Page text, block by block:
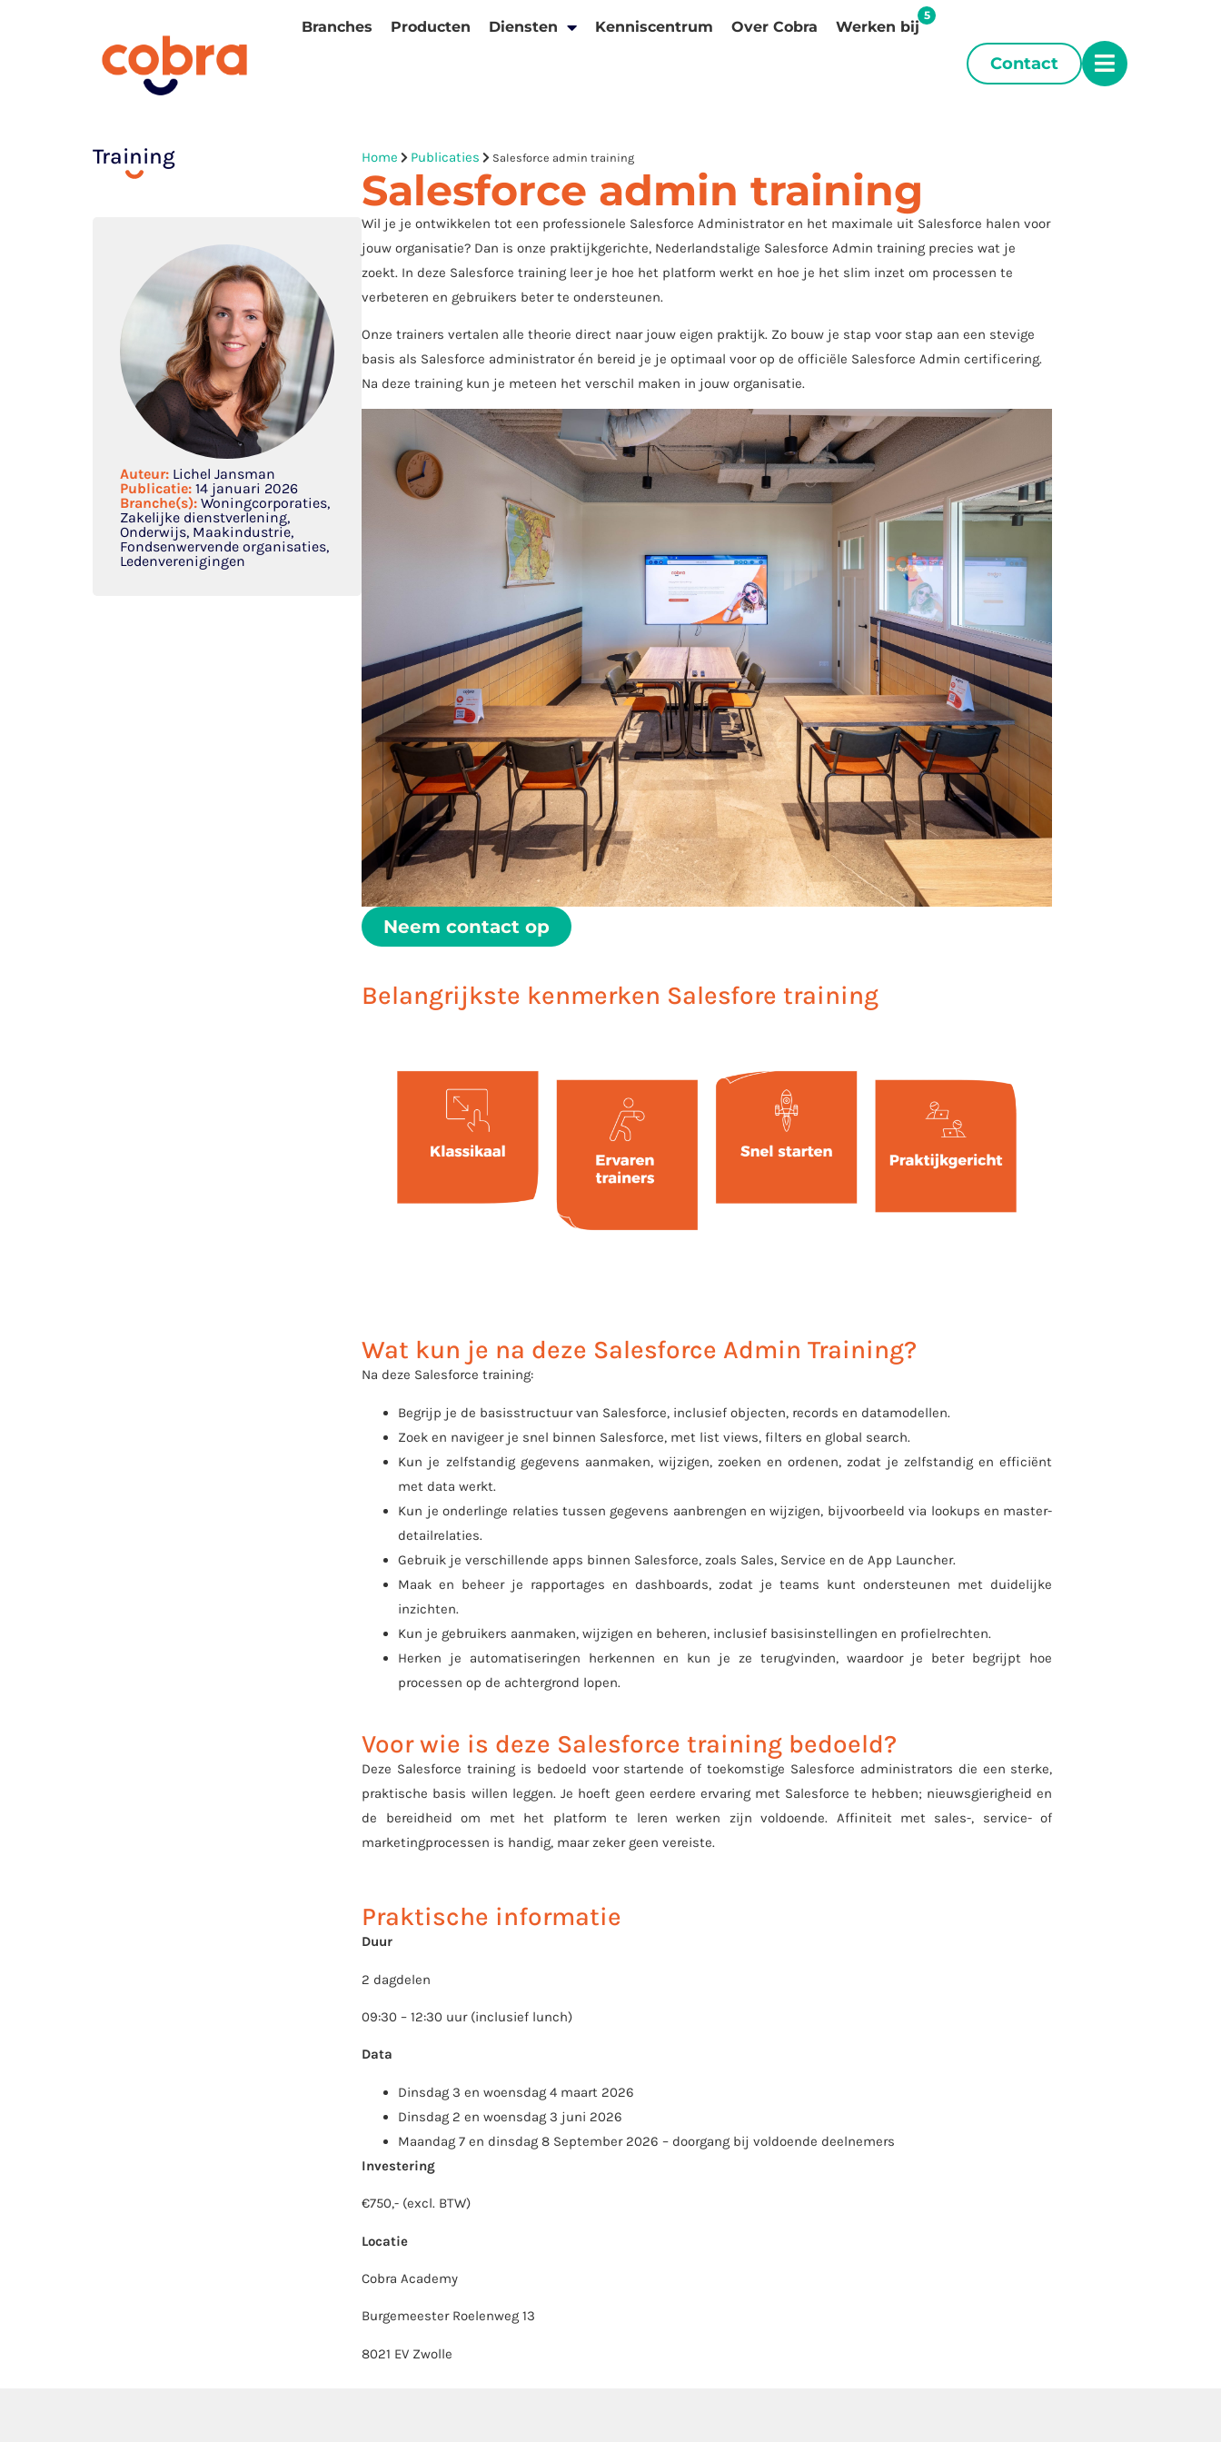
Branches Producten Diensten Kenniscentrum Over Cobra Werken bij
Contact
Training
Auteur: Lichel Jansman
Publicatie: 14 januari 2026
Branche(s): Woningcorporaties,
Zakelijke dienstverlening,
Onderwijs, Maakindustrie,
Fondsenwervende organisaties,
Ledenverenigingen
Home Publicaties Salesforce admin training
Salesforce admin training
Wil je je ontwikkelen tot een professionele Salesforce Administrator en het maximale uit Salesforce halen voor
jouw organisatie? Dan is onze praktijkgerichte, Nederlandstalige Salesforce Admin training precies wat je
zoekt. In deze Salesforce training leer je hoe het platform werkt en hoe je het slim inzet om processen te
verbeteren en gebruikers beter te ondersteunen.
Onze trainers vertalen alle theorie direct naar jouw eigen praktijk. Zo bouw je stap voor stap aan een stevige
basis als Salesforce administrator én bereid je je optimaal voor op de officiële Salesforce Admin certificering.
Na deze training kun je meteen het verschil maken in jouw organisatie.
Neem contact op
Belangrijkste kenmerken Salesfore training
Wat kun je na deze Salesforce Admin Training?
Na deze Salesforce training:
Begrijp je de basisstructuur van Salesforce, inclusief objecten, records en data­modellen.
Zoek en navigeer je snel binnen Salesforce, met list views, filters en global search.
Kun je zelfstandig gegevens aanmaken, wijzigen, zoeken en ordenen, zodat je zelfstandig en efficiënt
met data werkt.
Kun je onderlinge relaties tussen gegevens aanbrengen en wijzigen, bijvoorbeeld via lookups en master-
detailrelaties.
Gebruik je verschillende apps binnen Salesforce, zoals Sales, Service en de App Launcher.
Maak en beheer je rapportages en dashboards, zodat je teams kunt ondersteunen met duidelijke
inzichten.
Kun je gebruikers aanmaken, wijzigen en beheren, inclusief basisinstellingen en profielrechten.
Herken je automatiseringen herkennen en kun je ze terugvinden, waardoor je beter begrijpt hoe
processen op de achtergrond lopen.
Voor wie is deze Salesforce training bedoeld?
Deze Salesforce training is bedoeld voor startende of toekomstige Salesforce administrators die een sterke,
praktische basis willen leggen. Je hoeft geen eerdere ervaring met Salesforce te hebben; nieuwsgierigheid en
de bereidheid om met het platform te leren werken zijn voldoende. Affiniteit met sales-, service- of
marketingprocessen is handig, maar zeker geen vereiste.
Praktische informatie
Duur
2 dagdelen
09:30 – 12:30 uur (inclusief lunch)
Data
Dinsdag 3 en woensdag 4 maart 2026
Dinsdag 2 en woensdag 3 juni 2026
Maandag 7 en dinsdag 8 September 2026 – doorgang bij voldoende deelnemers
Investering
€750,- (excl. BTW)
Locatie
Cobra Academy
Burgemeester Roelenweg 13
8021 EV Zwolle